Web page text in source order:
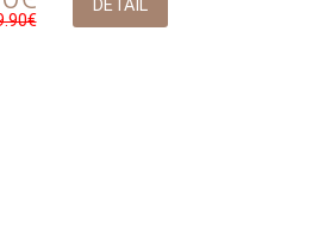
DETAIL